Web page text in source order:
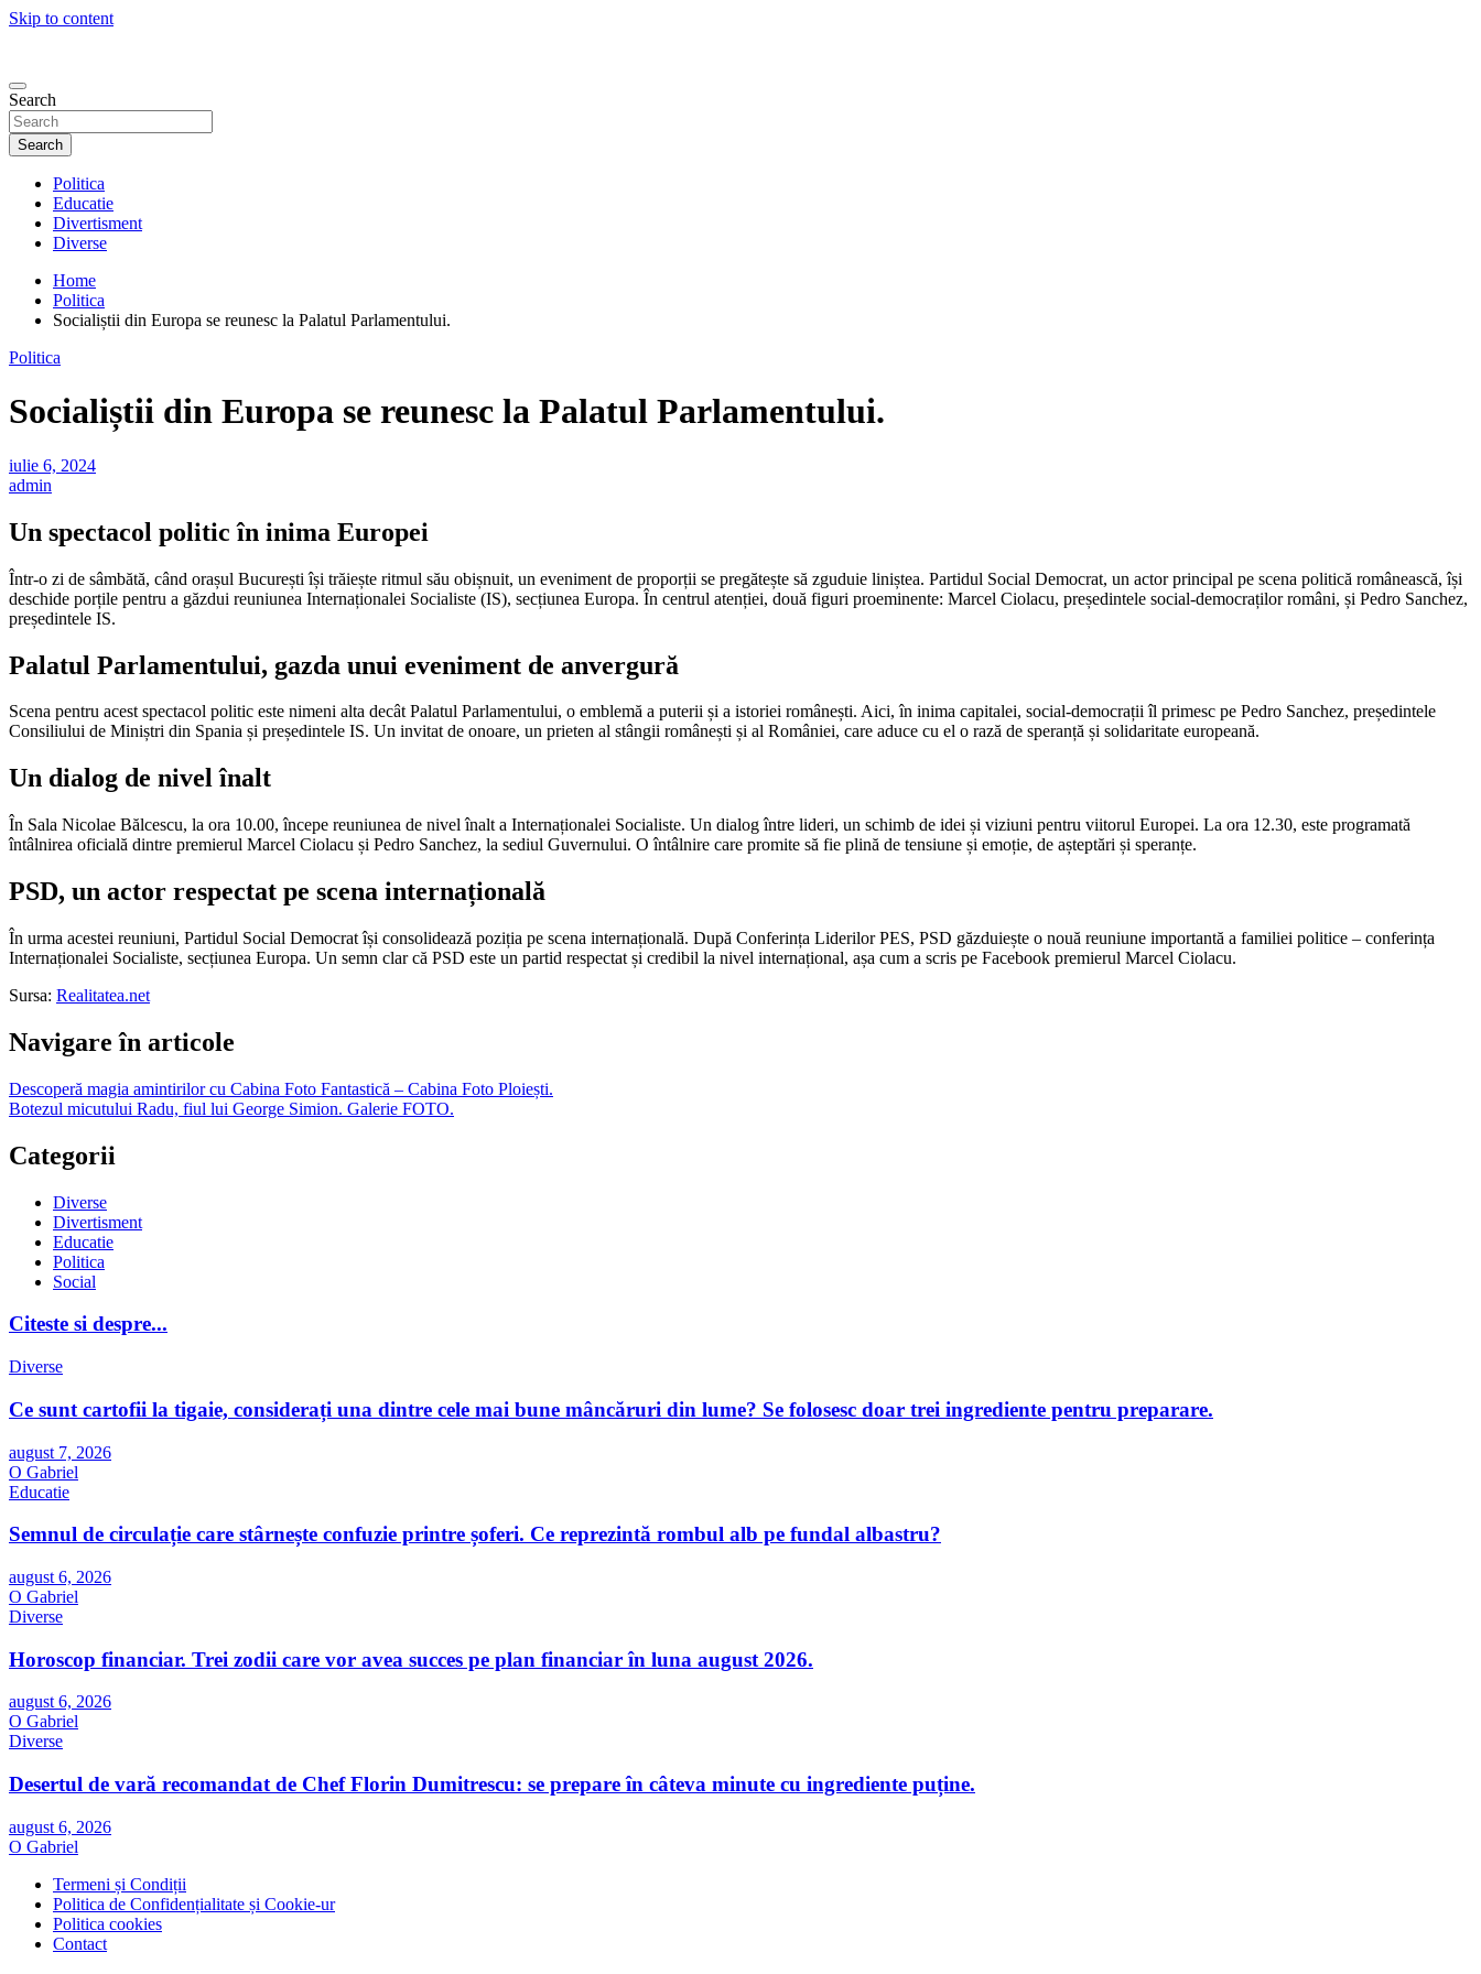
Skip to content
Search
Search
Politica
Educatie
Divertisment
Diverse
Home
Politica
Socialiștii din Europa se reunesc la Palatul Parlamentului.
Politica
Socialiștii din Europa se reunesc la Palatul Parlamentului.
iulie 6, 2024
admin
Un spectacol politic în inima Europei
Într-o zi de sâmbătă, când orașul București își trăiește ritmul său obișnuit, un eveniment de proporții se pregătește să zguduie liniștea. Partidul Social Democrat, un actor principal pe scena politică românească, își
deschide porțile pentru a găzdui reuniunea Internaționalei Socialiste (IS), secțiunea Europa. În centrul atenției, două figuri proeminente: Marcel Ciolacu, președintele social-democraților români, și Pedro Sanchez,
președintele IS.
Palatul Parlamentului, gazda unui eveniment de anvergură
Scena pentru acest spectacol politic este nimeni alta decât Palatul Parlamentului, o emblemă a puterii și a istoriei românești. Aici, în inima capitalei, social-democrații îl primesc pe Pedro Sanchez, președintele
Consiliului de Miniștri din Spania și președintele IS. Un invitat de onoare, un prieten al stângii românești și al României, care aduce cu el o rază de speranță și solidaritate europeană.
Un dialog de nivel înalt
În Sala Nicolae Bălcescu, la ora 10.00, începe reuniunea de nivel înalt a Internaționalei Socialiste. Un dialog între lideri, un schimb de idei și viziuni pentru viitorul Europei. La ora 12.30, este programată
întâlnirea oficială dintre premierul Marcel Ciolacu și Pedro Sanchez, la sediul Guvernului. O întâlnire care promite să fie plină de tensiune și emoție, de așteptări și speranțe.
PSD, un actor respectat pe scena internațională
În urma acestei reuniuni, Partidul Social Democrat își consolidează poziția pe scena internațională. După Conferința Liderilor PES, PSD găzduiește o nouă reuniune importantă a familiei politice – conferința
Internaționalei Socialiste, secțiunea Europa. Un semn clar că PSD este un partid respectat și credibil la nivel internațional, așa cum a scris pe Facebook premierul Marcel Ciolacu.
Sursa: Realitatea.net
Navigare în articole
Descoperă magia amintirilor cu Cabina Foto Fantastică – Cabina Foto Ploiești.
Botezul micutului Radu, fiul lui George Simion. Galerie FOTO.
Categorii
Diverse
Divertisment
Educatie
Politica
Social
Citeste si despre...
Diverse
Ce sunt cartofii la tigaie, considerați una dintre cele mai bune mâncăruri din lume? Se folosesc doar trei ingrediente pentru preparare.
august 7, 2026
O Gabriel
Educatie
Semnul de circulație care stârnește confuzie printre șoferi. Ce reprezintă rombul alb pe fundal albastru?
august 6, 2026
O Gabriel
Diverse
Horoscop financiar. Trei zodii care vor avea succes pe plan financiar în luna august 2026.
august 6, 2026
O Gabriel
Diverse
Desertul de vară recomandat de Chef Florin Dumitrescu: se prepare în câteva minute cu ingrediente puține.
august 6, 2026
O Gabriel
Termeni și Condiții
Politica de Confidențialitate și Cookie-ur
Politica cookies
Contact